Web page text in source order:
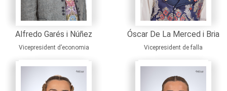
Alfredo Garés i Núñez
Vicepresident d’economia
Óscar De La Merced i Bria
Vicepresident de falla